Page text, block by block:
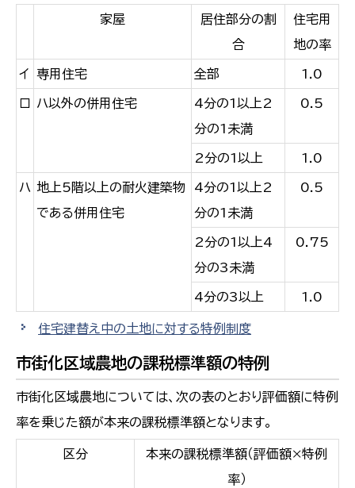
家屋
居住部分の割
合
住宅用
地の率
イ 専用住宅 全部 1.0
ロ ハ以外の併用住宅
4分の1以上2
分の1未満
0.5
2分の1以上 1.0
ハ 地上5階以上の耐火建築物
である併用住宅
4分の1以上2
分の1未満
0.5
2分の1以上4
分の3未満
0.75
4分の3以上 1.0
住宅建替え中の土地に対する特例制度
市街化区域農地の課税標準額の特例
市街化区域農地については、次の表のとおり評価額に特例
率を乗じた額が本来の課税標準額となります。
区分
本来の課税標準額（評価額×特例
率）